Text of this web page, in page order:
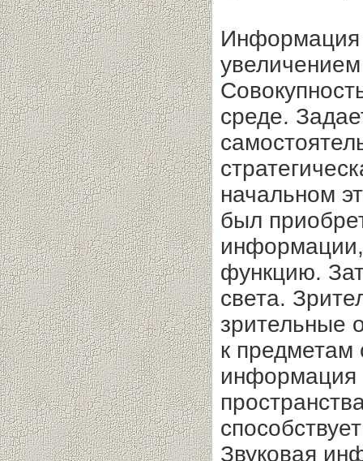
Информация
среде.
начальном
был
информации,
функцию.
света.
зрительные
к предметам
информация
Звуковая